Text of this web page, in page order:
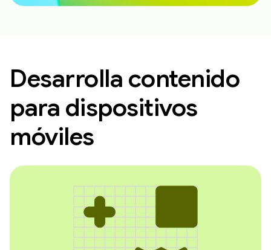
Desarrolla contenido
para dispositivos
móviles